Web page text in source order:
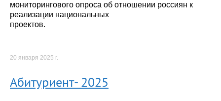
мониторингового опроса об отношении россиян к
реализации национальных
проектов.
20 января 2025 г.
Абитуриент- 2025